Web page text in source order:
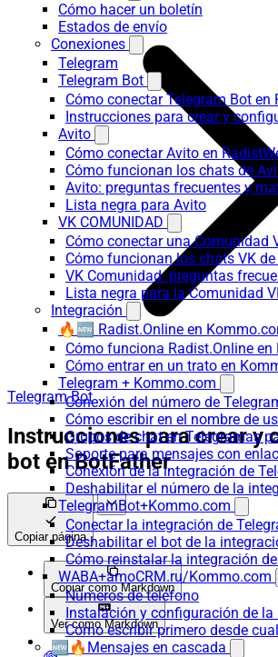
Cómo hacer un boletín
Estados de envío
Conexiones
Telegram
Telegram Bot
Cómo conectar Telegram Bot en
Instrucciones para crear y
Avito
Cómo conectar Avito en
Cómo funcionan los chats de
Avito: preguntas frecuentes y
Lista negra para Avito
VK COMUNIDAD
Cómo conectar una Comunidad
Cómo funcionan los chats VK
VK Comunidad: preguntas
Lista negra para la Comunidad
Integración
🔥🆕 Radist.Online en
Cómo funciona Radist.Online en
Cómo entrar en un trato en
Telegram + Kommo.com
Conexión del número de
Cómo escribir en el nombre de
Grupos de chat en Telegramas
Soporte para mensajes con
Conexión de la integración de
Deshabilitar el número de la
TelegramBot+Kommo.com
Conectar la integración de
Deshabilitar el bot de la
Cómo reinstalar la integración
WABA+amoCRM.ru/Kommo.com
Números de teléfono
Instalación y configuración de la
Cómo escribir primero desde
🆕🔥Mensajes en cascada
Telegram Bot
Instrucciones para crear y
bot en BotFather
Copiar página
Copiar como Markdown
Ver como Markdown